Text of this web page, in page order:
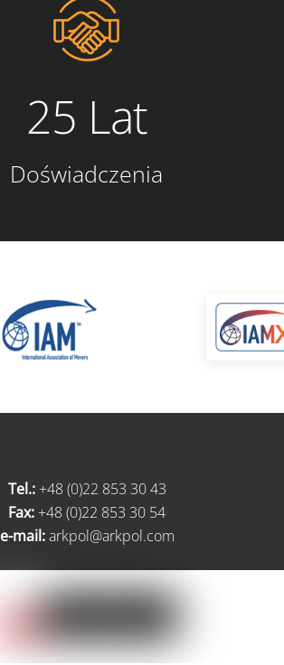
25 Lat
Doświadczenia
Tel.:+48 (0)22 853 30 43
Fax: +48 (0)22 853 30 54
e-mail:arkpol@arkpol.com